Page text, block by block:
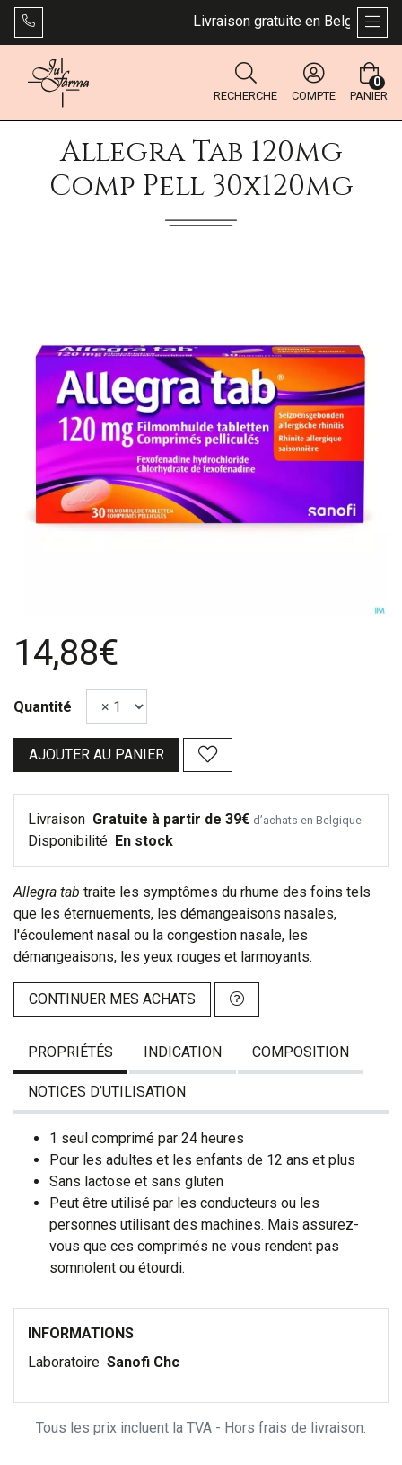
Livraison gratuite en Belgique
RECHERCHE COMPTE PANIER
0
Allegra Tab 120mg
Comp Pell 30x120mg
14,88€
Quantité
AJOUTER AU PANIER
Livraison Gratuite à partir de 39€ d’achats en Belgique
Disponibilité En stock
Allegra tab traite les symptômes du rhume des foins tels
que les éternuements, les démangeaisons nasales,
l'écoulement nasal ou la congestion nasale, les
démangeaisons, les yeux rouges et larmoyants.
CONTINUER MES ACHATS
PROPRIÉTÉS INDICATION COMPOSITION
NOTICES D’UTILISATION
1 seul comprimé par 24 heures
Pour les adultes et les enfants de 12 ans et plus
Sans lactose et sans gluten
Peut être utilisé par les conducteurs ou les
personnes utilisant des machines. Mais assurez-
vous que ces comprimés ne vous rendent pas
somnolent ou étourdi.
INFORMATIONS
Laboratoire Sanofi Chc
Tous les prix incluent la TVA - Hors frais de livraison.